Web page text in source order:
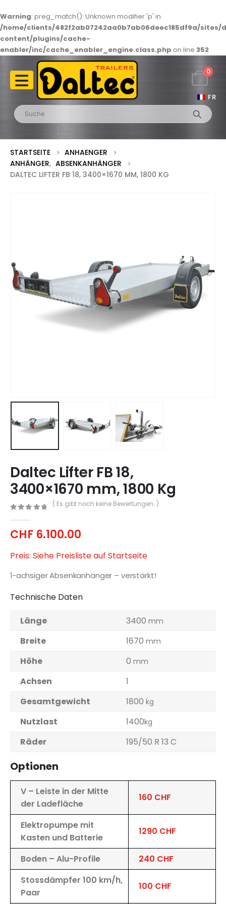
Warning: preg_match(): Unknown modifier 'p' in
/home/clients/482f2ab07242aa0b7ab06deec185df9a/
content/plugins/cache-
enabler/inc/cache_enabler_engine.class.php on line 352
FR
0
STARTSEITE
ANHAENGER
ANHÄNGER, ABSENKANHÄNGER
DALTEC LIFTER FB 18, 3400×1670 MM, 1800 KG
Daltec Lifter FB 18,
3400×1670 mm, 1800 Kg
( Es gibt noch keine Bewertungen. )
CHF 6.100.00
Preis: Siehe Preisliste auf Startseite
1-achsiger Absenkanhänger – verstärkt!
Technische Daten
Länge 3400 mm
Breite 1670 mm
Höhe 0 mm
Achsen
1
Gesamtgewicht
1800 kg
Nutzlast 1400kg
Räder 195/50 R 13 C
Optionen
V – Leiste in der Mitte
der Ladefläche
160 CHF
Elektropumpe mit
Kasten und Batterie
1290 CHF
Boden – Alu-Profile
240 CHF
Stossdämpfer 100 km/h,
Paar
100 CHF